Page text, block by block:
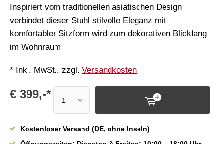
Inspiriert vom traditionellen asiatischen Design
verbindet dieser Stuhl stilvolle Eleganz mit
komfortabler Sitzform wird zum dekorativen Blickfang
im Wohnraum
* Inkl. MwSt., zzgl. Versandkosten
€ 399,-*
Kostenloser Versand (DE, ohne Inseln)